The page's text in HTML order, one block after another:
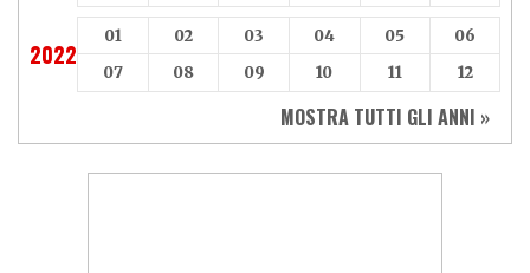
2022
01 02 03 04 05
06
07
08 09 10 11 12
MOSTRA TUTTI GLI ANNI »